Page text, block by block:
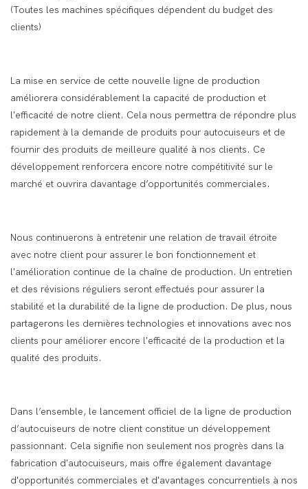
(Toutes les machines spécifiques dépendent du budget des
clients)
La mise en service de cette nouvelle ligne de production
améliorera considérablement la capacité de production et
l'efficacité de notre client. Cela nous permettra de répondre plus
rapidement à la demande de produits pour autocuiseurs et de
fournir des produits de meilleure qualité à nos clients. Ce
développement renforcera encore notre compétitivité sur le
marché et ouvrira davantage d’opportunités commerciales.
Nous continuerons à entretenir une relation de travail étroite
avec notre client pour assurer le bon fonctionnement et
l'amélioration continue de la chaîne de production. Un entretien
et des révisions réguliers seront effectués pour assurer la
stabilité et la durabilité de la ligne de production. De plus, nous
partagerons les dernières technologies et innovations avec nos
clients pour améliorer encore l'efficacité de la production et la
qualité des produits.
Dans l’ensemble, le lancement officiel de la ligne de production
d’autocuiseurs de notre client constitue un développement
passionnant. Cela signifie non seulement nos progrès dans la
fabrication d'autocuiseurs, mais offre également davantage
d'opportunités commerciales et d'avantages concurrentiels à nos